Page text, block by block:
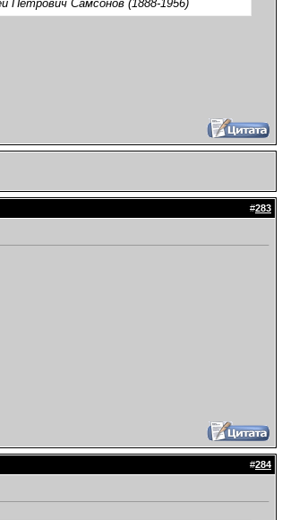
Петрович Самсонов (1888-1956)
#283
#284